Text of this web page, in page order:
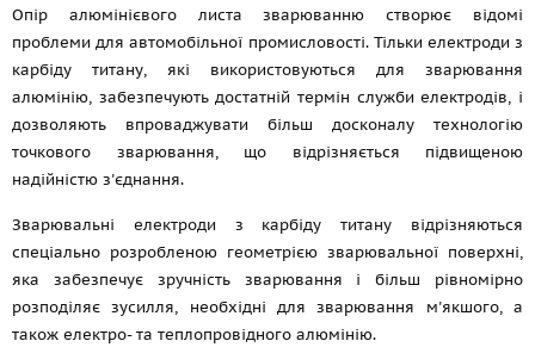
Опір алюмінієвого листа зварюванню створює відомі
проблеми для автомобільної промисловості. Тільки електроди з
карбіду титану, які використовуються для зварювання
алюмінію, забезпечують достатній термін служби електродів, і
дозволяють впроваджувати більш досконалу технологію
точкового зварювання, що відрізняється підвищеною
надійністю з'єднання.
Зварювальні електроди з карбіду титану відрізняються
спеціально розробленою геометрією зварювальної поверхні,
яка забезпечує зручність зварювання і більш рівномірно
розподіляє зусилля, необхідні для зварювання м'якшого, а
також електро- та теплопровідного алюмінію.